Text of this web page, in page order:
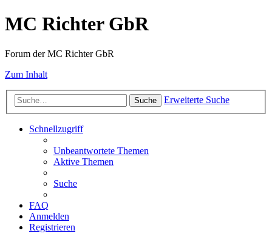
MC Richter GbR
Forum der MC Richter GbR
Zum Inhalt
Suche Erweiterte Suche
Schnellzugriff
Unbeantwortete Themen
Aktive Themen
Suche
FAQ
Anmelden
Registrieren